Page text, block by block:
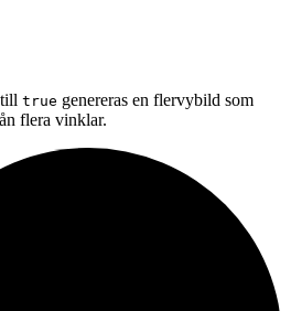
true genereras en flervybild som
flera vinklar.